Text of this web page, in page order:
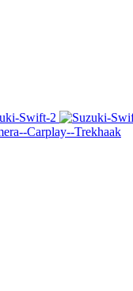
Carplay--Trekhaak